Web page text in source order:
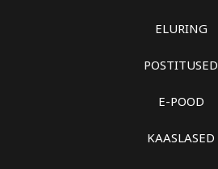
ELURING
POSTITUSED
E-POOD
KAASLASED